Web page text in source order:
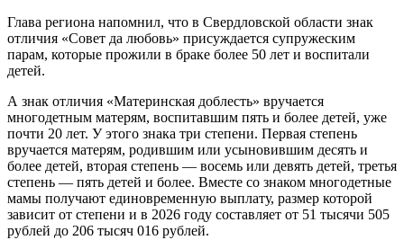
Глава региона напомнил, что в Свердловской области знак
отличия «Совет да любовь» присуждается супружеским
парам, которые прожили в браке более 50 лет и воспитали
детей.
А знак отличия «Материнская доблесть» вручается
многодетным матерям, воспитавшим пять и более детей, уже
почти 20 лет. У этого знака три степени. Первая степень
вручается матерям, родившим или усыновившим десять и
более детей, вторая степень — восемь или девять детей, третья
степень — пять детей и более. Вместе со знаком многодетные
мамы получают единовременную выплату, размер которой
зависит от степени и в 2026 году составляет от 51 тысячи 505
рублей до 206 тысяч 016 рублей.